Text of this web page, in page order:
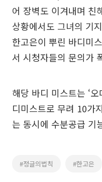
어 장벽도 이겨내며 친
상황에서도 그녀의 기
한고은이 뿌린 바디미
서 시청자들의 문의가
해당 바디 미스트는 ‘
디미스트로 무려 10가
는 동시에 수분공급 기
#정글의법칙 #한고은